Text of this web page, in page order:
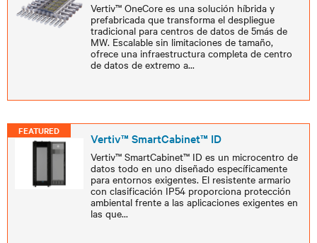
Vertiv™ OneCore es una solución híbrida y
prefabricada que transforma el despliegue
tradicional para centros de datos de 5más de
MW. Escalable sin limitaciones de tamaño,
ofrece una infraestructura completa de centro
de datos de extremo a...
FEATURED Vertiv™ SmartCabinet™ ID
Vertiv™ SmartCabinet™ ID es un microcentro de
datos todo en uno diseñado específicamente
para entornos exigentes. El resistente armario
con clasificación IP54 proporciona protección
ambiental frente a las aplicaciones exigentes en
las que...